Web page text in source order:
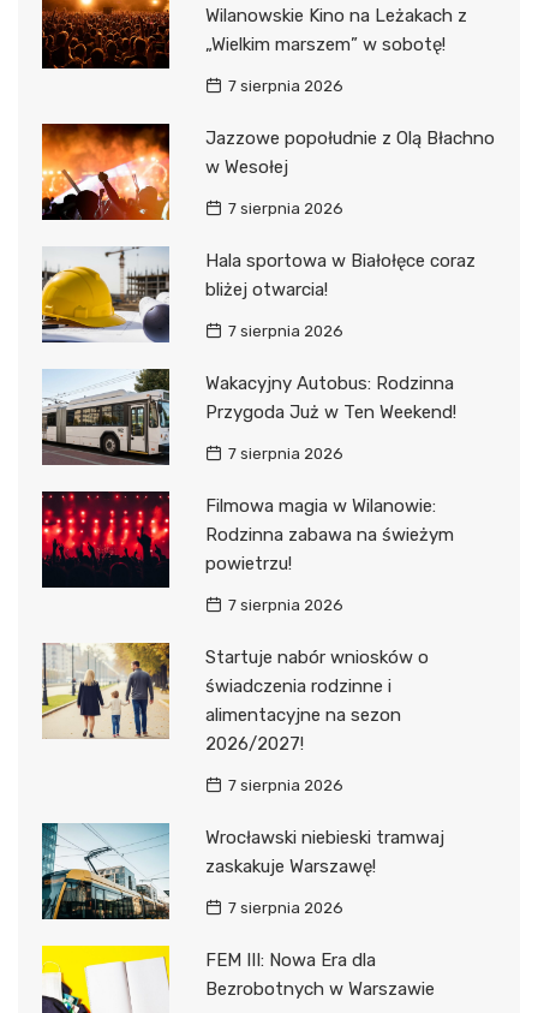
Wilanowskie Kino na Leżakach z
„Wielkim marszem” w sobotę!
7 sierpnia 2026
Jazzowe popołudnie z Olą Błachno
w Wesołej
7 sierpnia 2026
Hala sportowa w Białołęce coraz
bliżej otwarcia!
7 sierpnia 2026
Wakacyjny Autobus: Rodzinna
Przygoda Już w Ten Weekend!
7 sierpnia 2026
Filmowa magia w Wilanowie:
Rodzinna zabawa na świeżym
powietrzu!
7 sierpnia 2026
Startuje nabór wniosków o
świadczenia rodzinne i
alimentacyjne na sezon
2026/2027!
7 sierpnia 2026
Wrocławski niebieski tramwaj
zaskakuje Warszawę!
7 sierpnia 2026
FEM III: Nowa Era dla
Bezrobotnych w Warszawie